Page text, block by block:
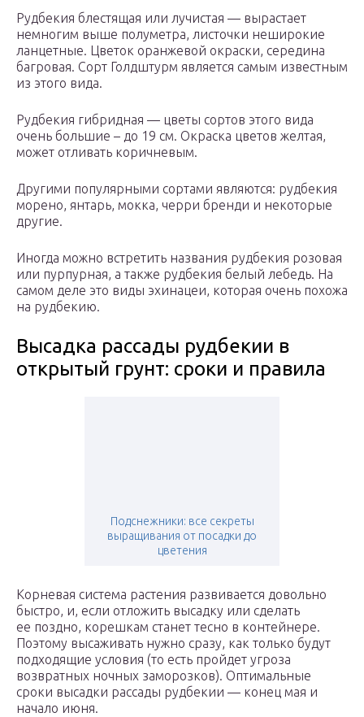
Рудбекия блестящая или лучистая — вырастает
немногим выше полуметра, листочки неширокие
ланцетные. Цветок оранжевой окраски, середина
багровая. Сорт Голдштурм является самым известным
из этого вида.
Рудбекия гибридная — цветы сортов этого вида
очень большие – до 19 см. Окраска цветов желтая,
может отливать коричневым.
Другими популярными сортами являются: рудбекия
морено, янтарь, мокка, черри бренди и некоторые
другие.
Иногда можно встретить названия рудбекия розовая
или пурпурная, а также рудбекия белый лебедь. На
самом деле это виды эхинацеи, которая очень похожа
на рудбекию.
Высадка рассады рудбекии в
открытый грунт: сроки и правила
Подснежники: все секреты
выращивания от посадки до
цветения
Корневая система растения развивается довольно
быстро, и, если отложить высадку или сделать
ее поздно, корешкам станет тесно в контейнере.
Поэтому высаживать нужно сразу, как только будут
подходящие условия (то есть пройдет угроза
возвратных ночных заморозков). Оптимальные
сроки высадки рассады рудбекии — конец мая и
начало июня.